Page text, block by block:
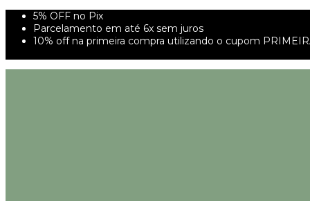
5% OFF no Pix
Parcelamento em até 6x sem juros
10% off na primeira compra utilizando o cupom